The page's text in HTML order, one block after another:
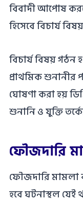
বিবাদী আপোষ
হিসেবে বিচার্য
বিচার্য বিষয় গঠন
প্রাথমিক শুনানীর
ঘোষণা করা হয়
শুনানি ও যুক্তি
ফৌজদারি
ফৌজদারি মামলা
হবে ঘটনাস্থল যেই